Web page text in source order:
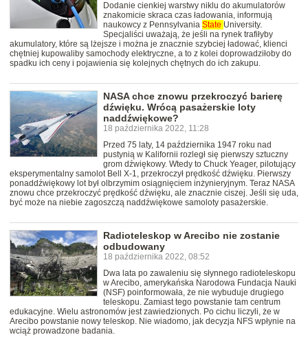
Dodanie cienkiej warstwy niklu do akumulatorów
znakomicie skraca czas ładowania, informują
naukowcy z Pennsylvania State University.
Specjaliści uważają, że jeśli na rynek trafiłyby
akumulatory, które są lżejsze i można je znacznie szybciej ładować, klienci
chętniej kupowaliby samochody elektryczne, a to z kolei doprowadziłoby do
spadku ich ceny i pojawienia się kolejnych chętnych do ich zakupu.
NASA chce znowu przekroczyć barierę
dźwięku. Wrócą pasażerskie loty
naddźwiękowe?
18 października 2022, 11:28
Przed 75 laty, 14 października 1947 roku nad
pustynią w Kalifornii rozległ się pierwszy sztuczny
grom dźwiękowy. Wtedy to Chuck Yeager, pilotujący
eksperymentalny samolot Bell X-1, przekroczył prędkość dźwięku. Pierwszy
ponaddźwiękowy lot był olbrzymim osiągnięciem inżynieryjnym. Teraz NASA
znowu chce przekroczyć prędkość dźwięku, ale znacznie ciszej. Jeśli się uda,
być może na niebie zagoszczą naddźwiękowe samoloty pasażerskie.
Radioteleskop w Arecibo nie zostanie
odbudowany
18 października 2022, 08:52
Dwa lata po zawaleniu się słynnego radioteleskopu
w Arecibo, amerykańska Narodowa Fundacja Nauki
(NSF) poinformowała, że nie wybuduje drugiego
teleskopu. Zamiast tego powstanie tam centrum
edukacyjne. Wielu astronomów jest zawiedzionych. Po cichu liczyli, że w
Arecibo powstanie nowy teleskop. Nie wiadomo, jak decyzja NFS wpłynie na
wciąż prowadzone badania.